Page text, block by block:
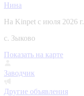
Нина
На Kinpet c июля 2026 г.
с. Зыково
Показать на карте
Заводчик
Другие объявления